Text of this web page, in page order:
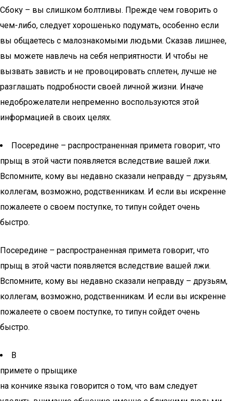
Сбоку – вы слишком болтливы. Прежде чем говорить о
чем-либо, следует хорошенько подумать, особенно если
вы общаетесь с малознакомыми людьми. Сказав лишнее,
вы можете навлечь на себя неприятности. И чтобы не
вызвать зависть и не провоцировать сплетен, лучше не
разглашать подробности своей личной жизни. Иначе
недоброжелатели непременно воспользуются этой
информацией в своих целях.
Посередине – распространенная примета говорит, что
прыщ в этой части появляется вследствие вашей лжи.
Вспомните, кому вы недавно сказали неправду – друзьям,
коллегам, возможно, родственникам. И если вы искренне
пожалеете о своем поступке, то типун сойдет очень
быстро.
Посередине – распространенная примета говорит, что
прыщ в этой части появляется вследствие вашей лжи.
Вспомните, кому вы недавно сказали неправду – друзьям,
коллегам, возможно, родственникам. И если вы искренне
пожалеете о своем поступке, то типун сойдет очень
быстро.
В
примете о прыщике
на кончике языка говорится о том, что вам следует